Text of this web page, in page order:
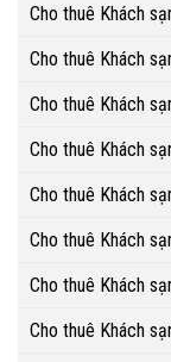
Cho thuê Khách
Cho thuê Khách
Cho thuê Khách
Cho thuê Khách
Cho thuê Khách
Cho thuê Khách
Cho thuê Khách
Cho thuê Khách